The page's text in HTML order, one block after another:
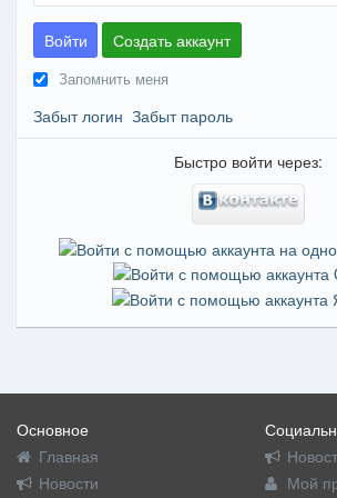
Войти Создать аккаунт
Запомнить меня
Забыт логин Забыт пароль
Быстро войти через:
Основное
Главная
Новости
Мой